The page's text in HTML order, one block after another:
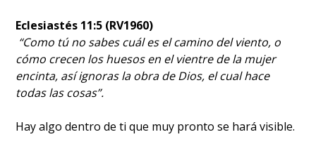
Eclesiastés 11:5 (RV1960)
“Como tú no sabes cuál es el camino del viento, o
cómo crecen los huesos en el vientre de la mujer
encinta, así ignoras la obra de Dios, el cual hace
todas las cosas”.
Hay algo dentro de ti que muy pronto se hará visible.